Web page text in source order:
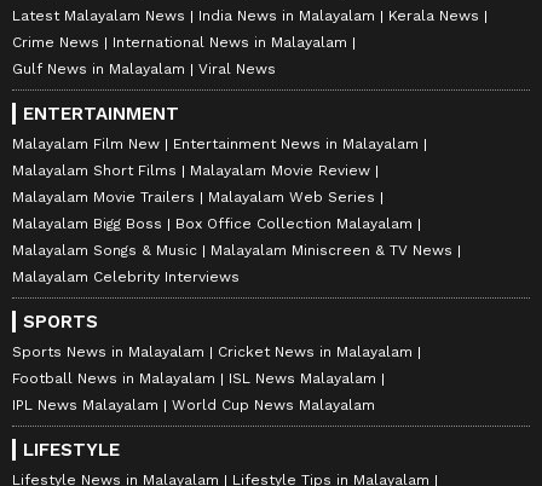
Latest Malayalam News
India News in Malayalam
Kerala News
Crime News
International News in Malayalam
Gulf News in Malayalam
Viral News
ENTERTAINMENT
Malayalam Film New
Entertainment News in Malayalam
Malayalam Short Films
Malayalam Movie Review
Malayalam Movie Trailers
Malayalam Web Series
Malayalam Bigg Boss
Box Office Collection Malayalam
Malayalam Songs & Music
Malayalam Miniscreen & TV News
Malayalam Celebrity Interviews
SPORTS
Sports News in Malayalam
Cricket News in Malayalam
Football News in Malayalam
ISL News Malayalam
IPL News Malayalam
World Cup News Malayalam
LIFESTYLE
Lifestyle News in Malayalam
Lifestyle Tips in Malayalam